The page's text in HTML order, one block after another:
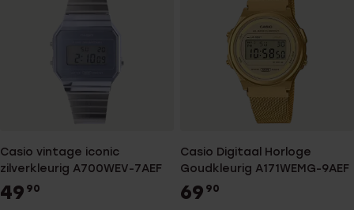
Casio vintage iconic
zilverkleurig A700WEV-7AEF
49 90
Casio Digitaal Horloge
Goudkleurig A171WEMG-9AEF
69 90